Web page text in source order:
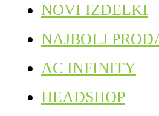
NOVI IZDELKI
NAJBOLJ
AC INFINITY
HEADSHOP